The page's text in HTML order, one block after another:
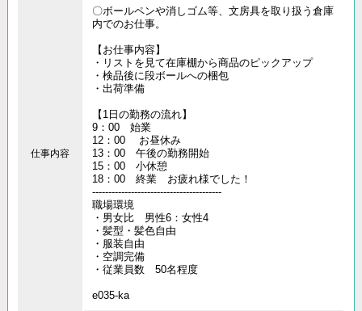
仕事内容
〇ボールペンや消しゴム等、文房具を取り扱う倉庫
内でのお仕事。
【お仕事内容】
・リストを見て在庫棚から商品のピックアップ
・検品後に段ボールへの梱包
・出荷準備
【1日の勤務の流れ】
9：00 始業
12：00 お昼休み
13：00 午後の勤務開始
15：00 小休憩
18：00 終業 お疲れ様でした！
----------------------------------------
職場環境
・男女比 男性6：女性4
・髪型・髪色自由
・服装自由
・空調完備
・従業員数 50名程度
e035-ka